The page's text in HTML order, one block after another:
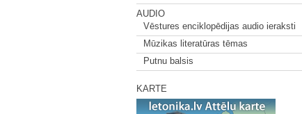
AUDIO
Vēstures enciklopēdijas audio ieraksti
Mūzikas literatūras tēmas
Putnu balsis
KARTE